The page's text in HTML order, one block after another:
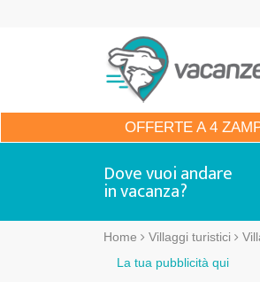
OFFERTEA 4
Dove vuoi andare
in vacanza?
Home Villaggi turistici
La tua pubblicità qui